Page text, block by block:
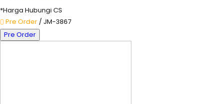
*Harga Hubungi CS
Pre Order / JM-3867
Pre Order